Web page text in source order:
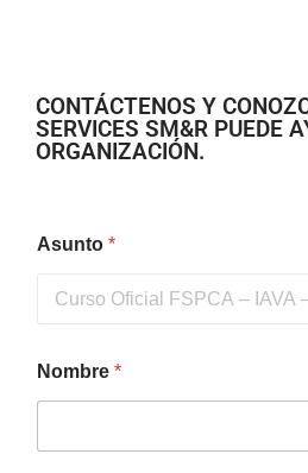
CONTÁCTENOS Y
SERVICES SM&R PUEDE
ORGANIZACIÓN.
Asunto *
Nombre *